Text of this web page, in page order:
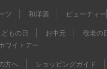
ツ 和洋酒 ビューティー
どもの日 お中元 敬老の
ワイトデー
方へ ショッピングガイド